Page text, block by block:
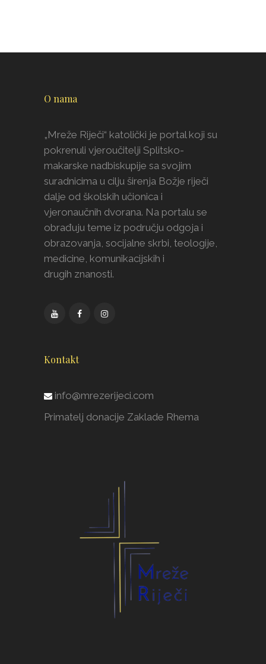
O nama
„Mreže Riječi“ katolički je portal koji su
pokrenuli vjeroučitelji Splitsko-
makarske nadbiskupije sa svojim
suradnicima u cilju širenja Božje riječi
dalje od školskih učionica i
vjeronaučnih dvorana. Na portalu se
obrađuju teme iz području odgoja i
obrazovanja, socijalne skrbi, teologije,
medicine, komunikacijskih i
drugih znanosti.
Kontakt
info@mrezerijeci.com
Primatelj donacije Zaklade Rhema